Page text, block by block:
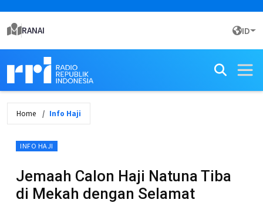
RANAI ID
Home Info Haji
INFO HAJI
Jemaah Calon Haji Natuna Tiba
di Mekah dengan Selamat